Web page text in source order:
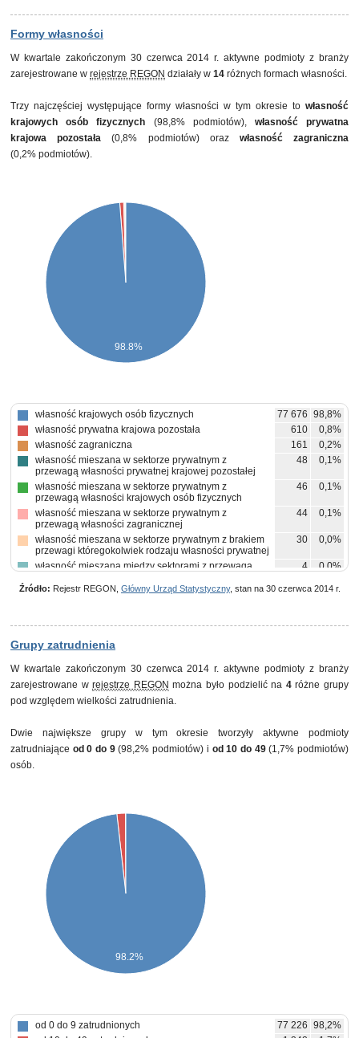
Formy własności
W kwartale zakończonym 30 czerwca 2014 r. aktywne podmioty z branży
zarejestrowane w rejestrze REGON działały w 14 różnych formach własności.
Trzy najczęściej występujące formy własności w tym okresie to własność
krajowych osób fizycznych (98,8% podmiotów), własność prywatna
krajowa pozostała (0,8% podmiotów) oraz własność zagraniczna
(0,2% podmiotów).
98.8%
własność krajowych osób fizycznych 77 676 98,8%
własność prywatna krajowa pozostała
610
0,8%
własność zagraniczna
161
0,2%
własność mieszana w sektorze prywatnym z
przewagą własności prywatnej krajowej pozostałej
48 0,1%
własność mieszana w sektorze prywatnym z
przewagą własności krajowych osób fizycznych
46 0,1%
własność mieszana w sektorze prywatnym z
przewagą własności zagranicznej
44 0,1%
własność mieszana w sektorze prywatnym z brakiem
przewagi któregokolwiek rodzaju własności prywatnej
30 0,0%
własność mieszana między sektorami z przewagą
własności prywatnej krajowej pozostałej
4 0,0%
Źródło: Rejestr REGON, Główny Urząd Statystyczny, stan na 30 czerwca 2014 r.
Grupy zatrudnienia
W kwartale zakończonym 30 czerwca 2014 r. aktywne podmioty z branży
zarejestrowane wrejestrze REGON można było podzielić na 4różne grupy
pod względem wielkości zatrudnienia.
Dwie największe grupy w tym okresie tworzyły aktywne podmioty
zatrudniające od 0 do 9(98,2% podmiotów) i od 10 do 49(1,7% podmiotów)
osób.
98.2%
od 0 do 9 zatrudnionych 77 226 98,2%